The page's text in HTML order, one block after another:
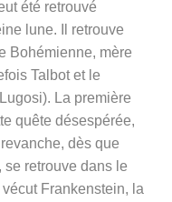
été retrouvé
lune. Il retrouve
Bohémienne, mère
Talbot et le
La première
quête désespérée,
dès que
se retrouve dans le
Frankenstein, la